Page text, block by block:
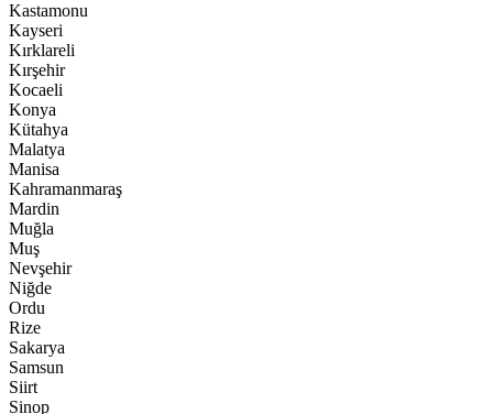
Kastamonu
Kayseri
Kırklareli
Kırşehir
Kocaeli
Konya
Kütahya
Malatya
Manisa
Kahramanmaraş
Mardin
Muğla
Muş
Nevşehir
Niğde
Ordu
Rize
Sakarya
Samsun
Siirt
Sinop